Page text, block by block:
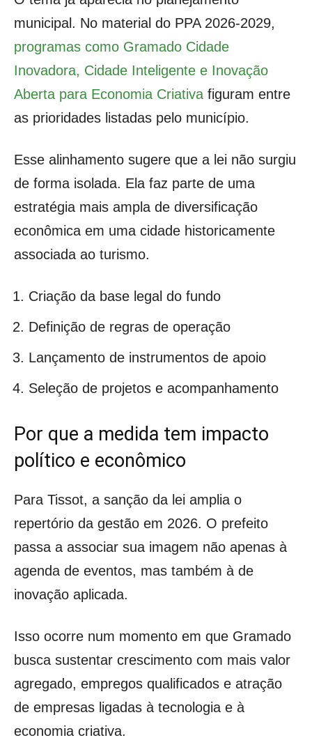
municipal. No material do PPA 2026-2029,
programas como Gramado Cidade
Inovadora, Cidade Inteligente e Inovação
Aberta para Economia Criativa figuram entre
as prioridades listadas pelo município.
Esse alinhamento sugere que a lei não surgiu
de forma isolada. Ela faz parte de uma
estratégia mais ampla de diversificação
econômica em uma cidade historicamente
associada ao turismo.
Criação da base legal do fundo
Definição de regras de operação
Lançamento de instrumentos de apoio
Seleção de projetos e acompanhamento
Por que a medida tem impacto
político e econômico
Para Tissot, a sanção da lei amplia o
repertório da gestão em 2026. O prefeito
passa a associar sua imagem não apenas à
agenda de eventos, mas também à de
inovação aplicada.
Isso ocorre num momento em que Gramado
busca sustentar crescimento com mais valor
agregado, empregos qualificados e atração
de empresas ligadas à tecnologia e à
economia criativa.